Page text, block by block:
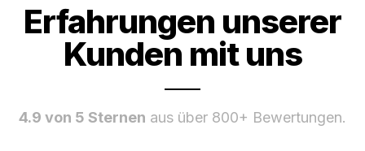
Erfahrungen unserer
Kunden mit uns
4.9 von 5 Sternen aus über 800+ Bewertungen.